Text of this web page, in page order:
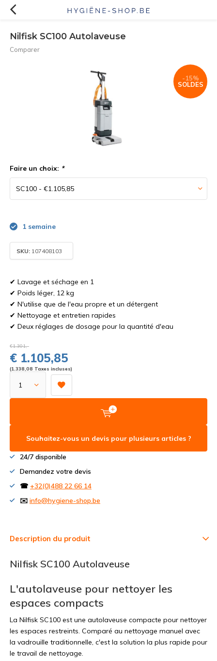
Nilfisk SC100 Autolaveuse
Comparer
-15%
SOLDES
Faire un choix: *
1 semaine
SKU: 107408103
✔ Lavage et séchage en 1
✔ Poids léger, 12 kg
✔ N'utilise que de l'eau propre et un détergent
✔ Nettoyage et entretien rapides
✔ Deux réglages de dosage pour la quantité d'eau
€1.301,-
€ 1.105,85
(1.338,08 Taxes incluses)
Souhaitez-vous un devis pour plusieurs articles ?
24/7 disponible
Demandez votre devis
☎ +32(0)488 22 66 14
✉️ info@hygiene-shop.be
Description du produit
Nilfisk SC100 Autolaveuse
L'autolaveuse pour nettoyer les
espaces compacts
La Nilfisk SC100 est une autolaveuse compacte pour nettoyer
les espaces restreints. Comparé au nettoyage manuel avec
la vadrouille traditionnelle, c'est la solution la plus rapide pour
le travail de nettoyage.